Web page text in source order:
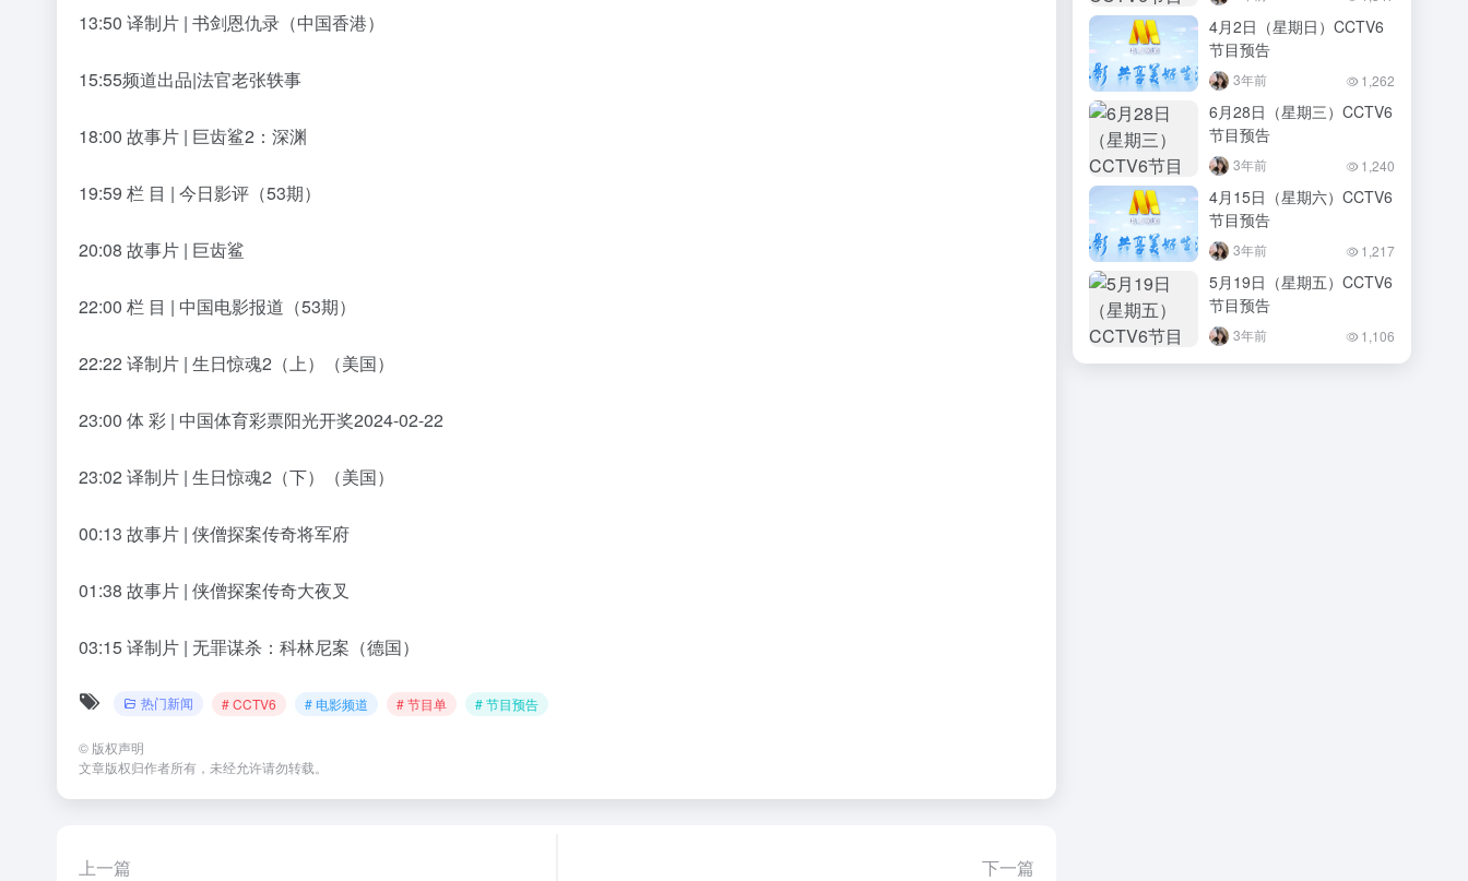
13:50 译制片 | 书剑恩仇录（中国香港）
15:55频道出品|法官老张轶事
18:00 故事片 | 巨齿鲨2：深渊
19:59 栏 目 | 今日影评（53期）
20:08 故事片 | 巨齿鲨
22:00 栏 目 | 中国电影报道（53期）
22:22 译制片 | 生日惊魂2（上）（美国）
23:00 体 彩 | 中国体育彩票阳光开奖2024-02-22
23:02 译制片 | 生日惊魂2（下）（美国）
00:13 故事片 | 侠僧探案传奇将军府
01:38 故事片 | 侠僧探案传奇大夜叉
03:15 译制片 | 无罪谋杀：科林尼案（德国）
热门新闻 # CCTV6 # 电影频道 # 节目单 # 节目预告
© 版权声明
文章版权归作者所有，未经允许请勿转载。
上一篇 下一篇
4月2日（星期日）CCTV6
节目预告
3年前 1,262
6月28日（星期三）CCTV6
节目预告
3年前 1,240
4月15日（星期六）CCTV6
节目预告
3年前 1,217
5月19日（星期五）CCTV6
节目预告
3年前 1,106